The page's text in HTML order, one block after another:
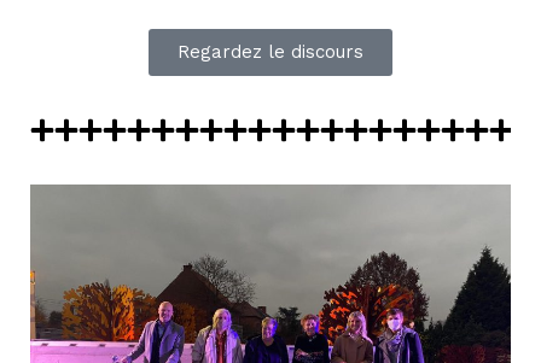
Regardez le discours